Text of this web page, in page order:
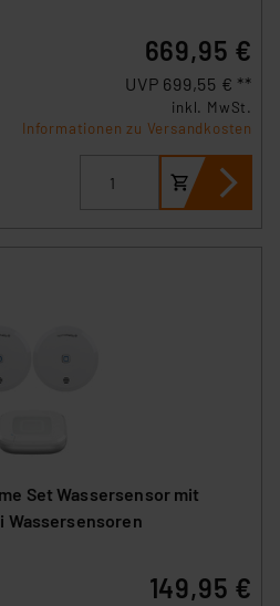
669,95 €
UVP 699,55 € **
inkl. MwSt.
Informationen zu Versandkosten
Set Wassersensor mit
Wassersensoren
149,95 €